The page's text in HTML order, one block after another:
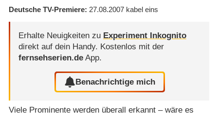
Deutsche TV-Premiere 27.08.2007 kabel eins
Erhalte Neuigkeiten zu Experiment Inkognito
direkt auf dein Handy. Kostenlos mit der
fernsehserien.deApp.
Benachrichtige mich
Viele Prominente werden überall erkannt – wäre es